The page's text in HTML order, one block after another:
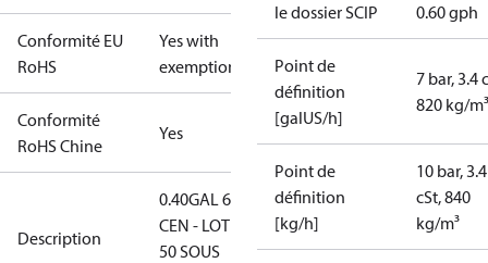
Conformité EU
RoHS
Yes with
exemptions
Conformité
RoHS Chine
Yes
Description
0.40GAL 60S
CEN - LOT DE
50 SOUS
le dossier SCIP
0.60 gph
Point de
définition
[galUS/h]
7 bar, 3.4
820 kg/m³
Point de
définition
[kg/h]
10 bar, 3.4
cSt, 840
kg/m³